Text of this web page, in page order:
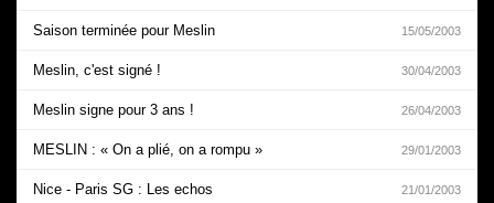
Saison terminée pour Meslin 15/05/2003
Meslin, c'est signé ! 30/04/2003
Meslin signe pour 3 ans ! 26/04/2003
MESLIN : « On a plié, on a rompu » 29/01/2003
Nice - Paris SG : Les echos 21/01/2003